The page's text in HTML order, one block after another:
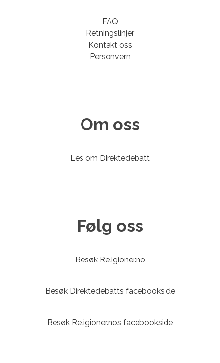
FAQ
Retningslinjer
Kontakt oss
Personvern
Om oss
Les om Direktedebatt
Følg oss
Besøk Religioner.no
Besøk Direktedebatts facebookside
Besøk Religioner.nos facebookside